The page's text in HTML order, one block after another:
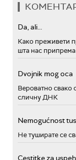
Da, ali...
Како преживети
шта нас
Dvojnik mog oca
Вероватно свако
сличну ДНК
Nemogućnost
Не туширате се
Cestitke za uspeh